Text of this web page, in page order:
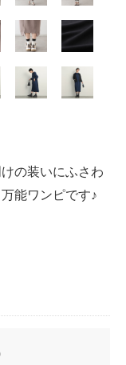
の装いにふさわ
能ワンピです♪